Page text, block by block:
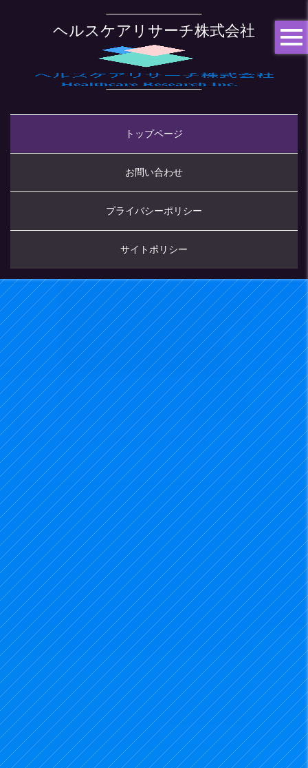
ヘルスケアリサーチ株式会社
トップページ
お問い合わせ
プライバシーポリシー
サイトポリシー